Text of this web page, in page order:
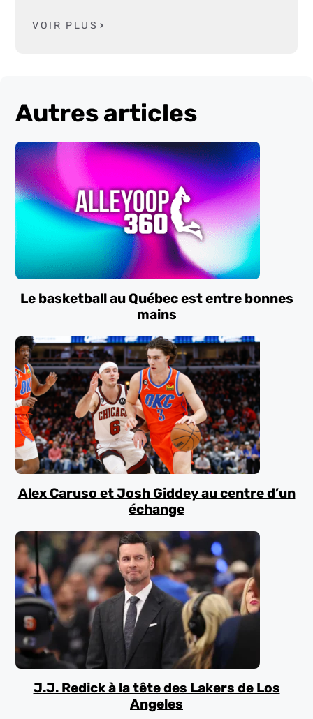
VOIR PLUS
Autres articles
Le basketball au Québec est entre bonnes
mains
Alex Caruso et Josh Giddey au centre d’un
échange
J.J. Redick à la tête des Lakers de Los
Angeles